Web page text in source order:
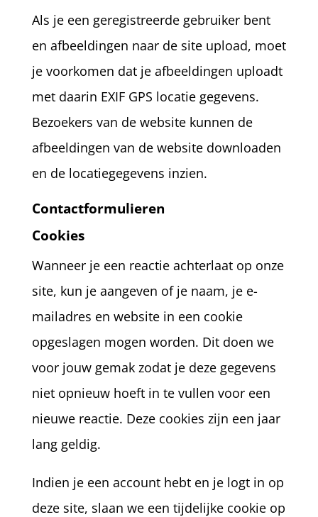
Als je een geregistreerde gebruiker bent
en afbeeldingen naar de site upload, moet
je voorkomen dat je afbeeldingen uploadt
met daarin EXIF GPS locatie gegevens.
Bezoekers van de website kunnen de
afbeeldingen van de website downloaden
en de locatiegegevens inzien.
Contactformulieren
Cookies
Wanneer je een reactie achterlaat op onze
site, kun je aangeven of je naam, je e-
mailadres en website in een cookie
opgeslagen mogen worden. Dit doen we
voor jouw gemak zodat je deze gegevens
niet opnieuw hoeft in te vullen voor een
nieuwe reactie. Deze cookies zijn een jaar
lang geldig.
Indien je een account hebt en je logt in op
deze site, slaan we een tijdelijke cookie op